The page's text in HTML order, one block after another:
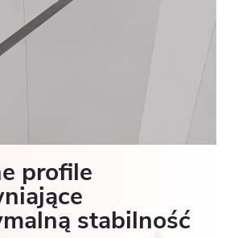
profile
stabilność